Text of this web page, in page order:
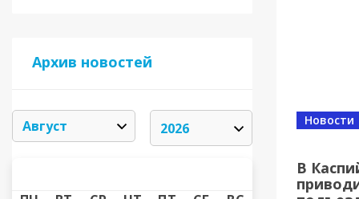
Архив новостей
В
Новости